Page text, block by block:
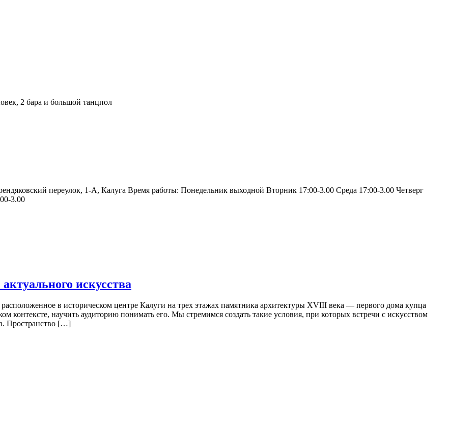
2 бара и большой танцпол
переулок, 1-А, Калуга Время работы: Понедельник выходной Вторник 17:00-3.00 Среда 17:00-3.00 Четверг
3.00
искусства
в историческом центре Калуги на трех этажах памятника архитектуры XVIII века — первого дома купца
контексте, научить аудиторию понимать его. Мы стремимся создать такие условия, при которых встречи с искусством
Пространство […]